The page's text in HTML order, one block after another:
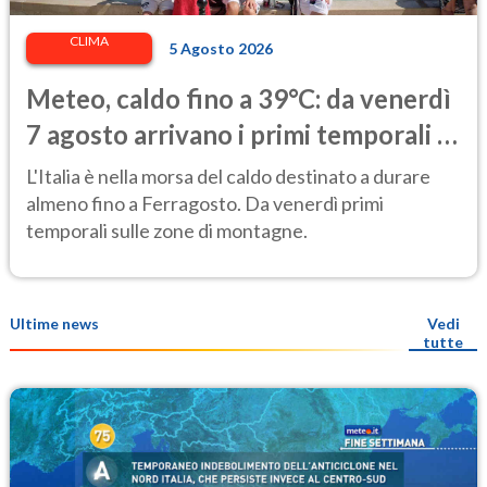
CLIMA 5 Agosto 2026
Meteo, caldo fino a 39°C: da venerdì
7 agosto arrivano i primi temporali e
un lieve calo delle temperature
L'Italia è nella morsa del caldo destinato a durare
almeno fino a Ferragosto. Da venerdì primi
temporali sulle zone di montagne.
Ultime news
Vedi
tutte